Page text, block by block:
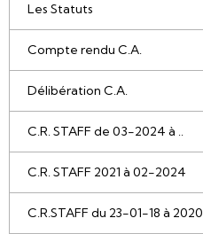
Les Statuts
Compte rendu C.A.
Délibération C.A.
C.R. STAFF de 03-2024 à ..
C.R. STAFF 2021 à 02-2024
C.R.STAFF du 23-01-18 à 2020